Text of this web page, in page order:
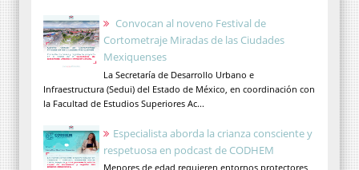
Convocan al noveno Festival de
Cortometraje Miradas de las Ciudades
Mexiquenses
La Secretaría de Desarrollo Urbano e
Infraestructura (Sedui) del Estado de México, en coordinación con
la Facultad de Estudios Superiores Ac...
Especialista aborda la crianza consciente y
respetuosa en podcast de CODHEM
Menores de edad requieren entornos protectores